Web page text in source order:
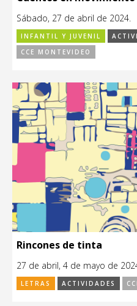
Sábado, 27 de abril de 2024.
INFANTIL Y JUVENIL
CCE MONTEVIDEO
Rincones de tinta
27 de abril, 4 de mayo de
LETRAS ACTIVIDADES